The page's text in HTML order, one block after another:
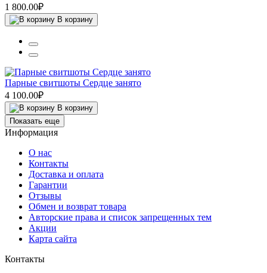
1 800.00₽
В корзину
Парные свитшоты Сердце занято
4 100.00₽
В корзину
Показать еще
Информация
О нас
Контакты
Доставка и оплата
Гарантии
Отзывы
Обмен и возврат товара
Авторские права и список запрещенных тем
Акции
Карта сайта
Контакты